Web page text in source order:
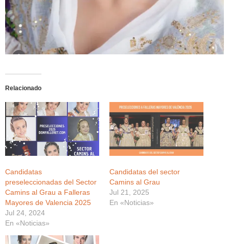
Relacionado
Candidatas
preseleccionadas del Sector
Camins al Grau a Falleras
Mayores de Valencia 2025
Jul 24, 2024
En «Noticias»
Candidatas del sector
Camins al Grau
Jul 21, 2025
En «Noticias»